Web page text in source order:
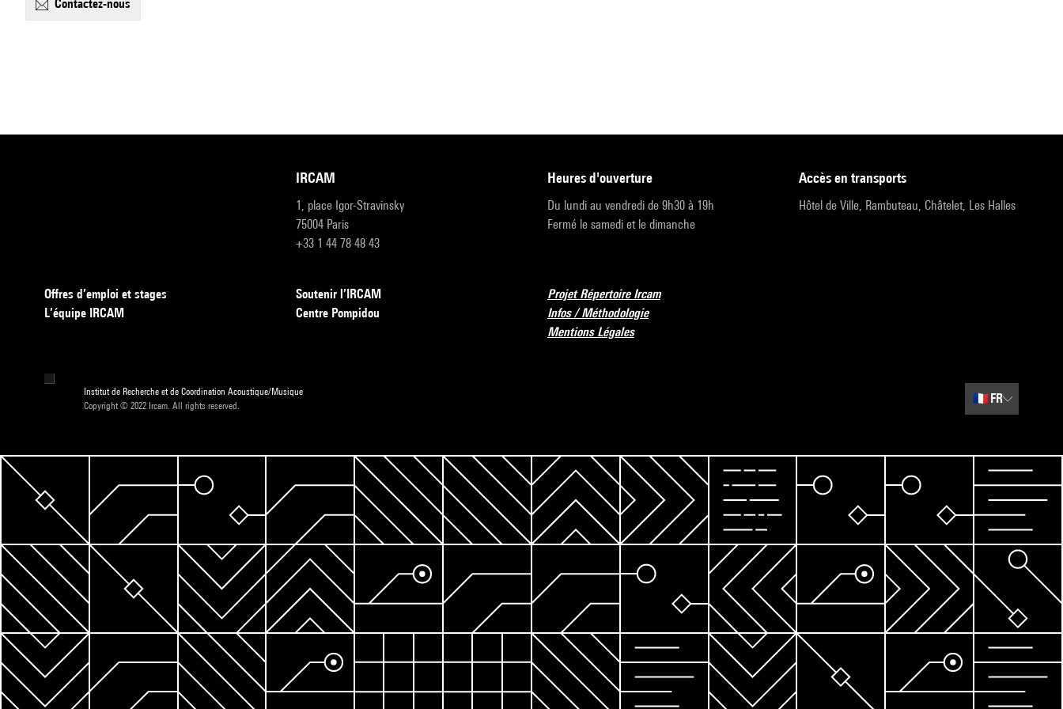
contactez-nous
IRCAM
1, place Igor-Stravinsky
75004 Paris
+33 1 44 78 48 43
heures d'ouverture
Du lundi au vendredi de 9h30 à 19h
Fermé le samedi et le dimanche
accès en transports
Hôtel de Ville, Rambuteau, Châtelet, Les Halles
Offres d’emploi et stages
L’équipe IRCAM
Soutenir l’IRCAM
Centre Pompidou
Projet Répertoire Ircam
Infos / Méthodologie
Mentions Légales
Institut de Recherche et de Coordination Acoustique/Musique
Copyright © 2022 Ircam. All rights reserved.
🇫🇷 FR